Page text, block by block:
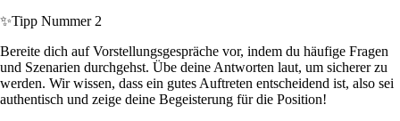
✨Tipp Nummer 2
Bereite dich auf Vorstellungsgespräche vor, indem du häufige Fragen
und Szenarien durchgehst. Übe deine Antworten laut, um sicherer zu
werden. Wir wissen, dass ein gutes Auftreten entscheidend ist, also sei
authentisch und zeige deine Begeisterung für die Position!